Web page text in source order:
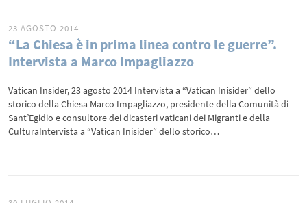
23 AGOSTO 2014
“La Chiesa è in prima linea contro le guerre”.
Intervista a Marco Impagliazzo
Vatican Insider, 23 agosto 2014 Intervista a “Vatican Inisider” dello
storico della Chiesa Marco Impagliazzo, presidente della Comunità di
Sant’Egidio e consultore dei dicasteri vaticani dei Migranti e della
CulturaIntervista a “Vatican Inisider” dello storico…